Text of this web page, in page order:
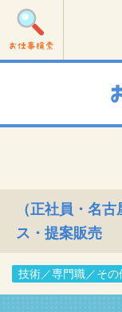
（正社員・名
ス・提案販売
技術／専門職／その